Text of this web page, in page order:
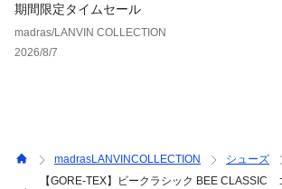
期間限定タイムセール
madras/LANVIN COLLECTION
2026/8/7
madrasLANVINCOLLECTION シューズ
【GORE-TEX】ビークラシック BEE CLASSIC